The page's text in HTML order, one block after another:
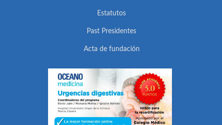
Estatutos
Past Presidentes
Acta de fundación